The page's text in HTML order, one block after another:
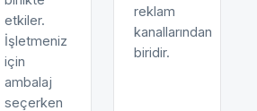
etkiler.
İşletmeniz
için
ambalaj
seçerken
reklam
kanallarından
biridir.